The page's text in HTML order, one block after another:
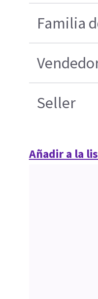
Familia
Seller
Añadir a la